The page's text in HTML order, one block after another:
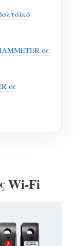
σε
σε
Wi-Fi